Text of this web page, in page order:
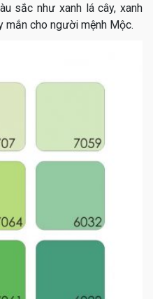
sắc như xanh lá cây, xanh
mắn cho người mệnh Mộc.